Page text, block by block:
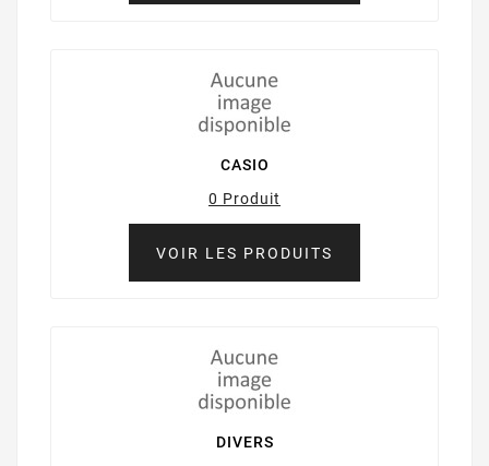
CASIO
0 Produit
VOIR LES PRODUITS
DIVERS